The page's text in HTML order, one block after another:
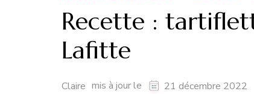
Recette :
Lafitte
Claire mis à jour le 21 décembre 2022